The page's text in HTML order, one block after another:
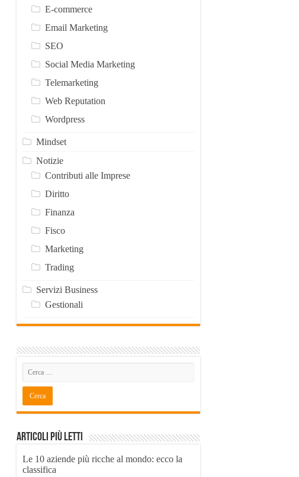
E-commerce
Email Marketing
SEO
Social Media Marketing
Telemarketing
Web Reputation
Wordpress
Mindset
Notizie
Contributi alle Imprese
Diritto
Finanza
Fisco
Marketing
Trading
Servizi Business
Gestionali
Articoli Più Letti
Le 10 aziende più ricche al mondo: ecco la
classifica